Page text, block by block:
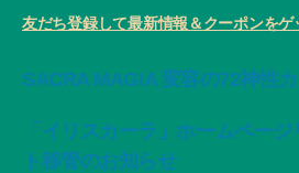
友だち登録して最新情報＆クーポンを
SACRA MAGIA 変容の72神性
「イリスカーラ」ホームペー
ト移管のお知らせ